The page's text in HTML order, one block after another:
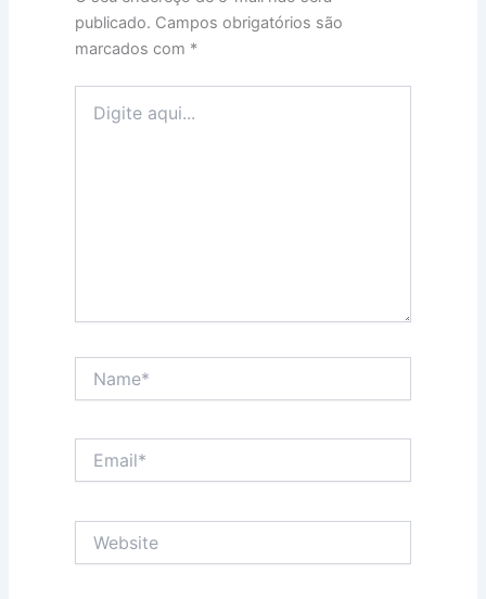
publicado. Campos obrigatórios são
marcados com *
aqui...